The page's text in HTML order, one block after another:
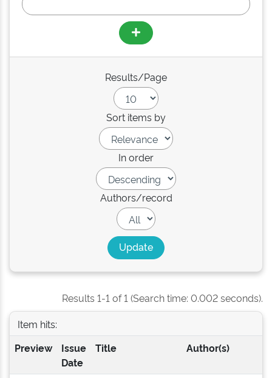
Results/Page
Sort items by
In order
Authors/record
Results 1-1 of 1 (Search time: 0.002 seconds).
Item hits:
Preview
Issue
Date
Title Author(s)